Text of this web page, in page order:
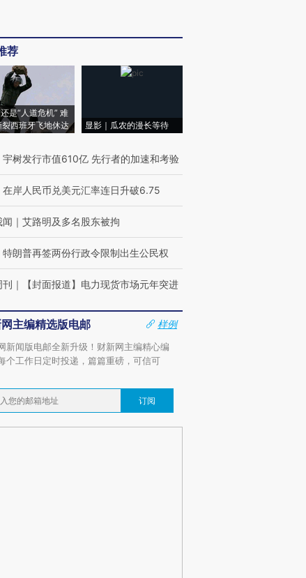
荐
是“人道危机” 难
裂西班牙飞地休达
显影｜瓜农的漫长等待
宇树发行市值610亿 先行者的加速和考验
在岸人民币兑美元汇率连日升破6.75
闻 ｜ 艾路明及多名股东被拘
特朗普再签两份行政令限制出生公民权
刊 ｜ 【封面报道】电力现货市场元年突进
主编精选版电邮
样例
新闻版电邮全新升级！财新网主编精心编
个工作日定时投递，篇篇重磅，可信可
订阅